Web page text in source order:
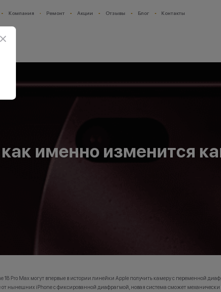
Компания Ремонт Акции Отзывы Блог Контакты
именно изменится
18 Pro Max могут впервые в истории линейки Apple получить камеру с переменной
от нынешних iPhone с фиксированной диафрагмой, новая система сможет механически